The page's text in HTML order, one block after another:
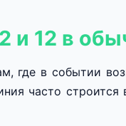
и 12 в
где в событии
часто